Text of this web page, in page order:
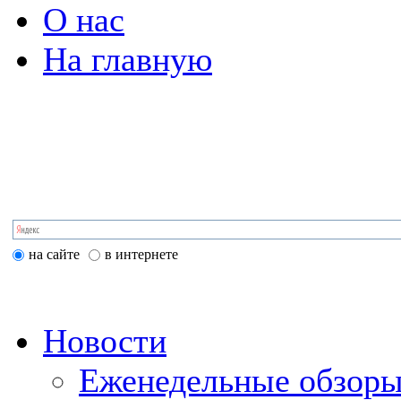
О нас
На главную
на сайте в интернете
Новости
Еженедельные